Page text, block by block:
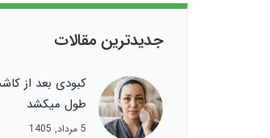
جدیدترین مقالات
کبودی بعد از
طول میکشد
5 مرداد, 1405